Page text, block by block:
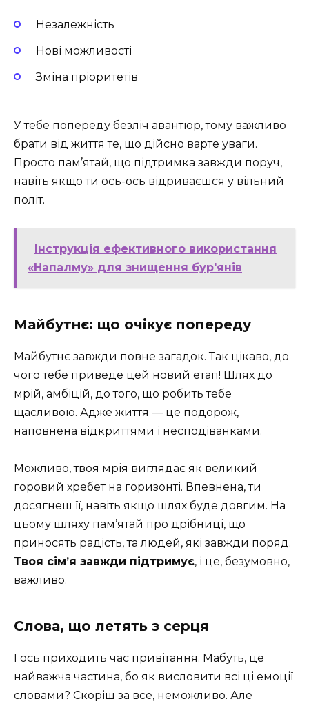
Незалежність
Нові можливості
Зміна пріоритетів
У тебе попереду безліч авантюр, тому важливо
брати від життя те, що дійсно варте уваги.
Просто пам’ятай, що підтримка завжди поруч,
навіть якщо ти ось-ось відриваєшся у вільний
політ.
Інструкція ефективного використання
«Напалму» для знищення бур'янів
Майбутнє: що очікує попереду
Майбутнє завжди повне загадок. Так цікаво, до
чого тебе приведе цей новий етап! Шлях до
мрій, амбіцій, до того, що робить тебе
щасливою. Адже життя — це подорож,
наповнена відкриттями і несподіванками.
Можливо, твоя мрія виглядає як великий
горовий хребет на горизонті. Впевнена, ти
досягнеш її, навіть якщо шлях буде довгим. На
цьому шляху пам’ятай про дрібниці, що
приносять радість, та людей, які завжди поряд.
Твоя сім’я завжди підтримує, і це, безумовно,
важливо.
Слова, що летять з серця
І ось приходить час привітання. Мабуть, це
найважча частина, бо як висловити всі ці емоції
словами? Скоріш за все, неможливо. Але